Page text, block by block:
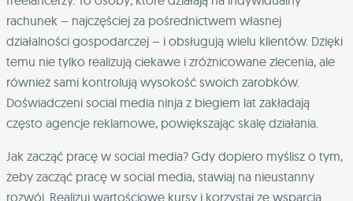
rachunek – najczęściej za pośrednictwem własnej
działalności gospodarczej – i obsługują wielu klientów. Dzięki
temu nie tylko realizują ciekawe i zróżnicowane zlecenia, ale
również sami kontrolują wysokość swoich zarobków.
Doświadczeni social media ninja z biegiem lat zakładają
często agencje reklamowe, powiększając skalę działania.
Jak zacząć pracę w social media? Gdy dopiero myślisz o tym,
żeby zacząć pracę w social media, stawiaj na nieustanny
rozwój. Realizuj wartościowe kursy i korzystaj ze wsparcia